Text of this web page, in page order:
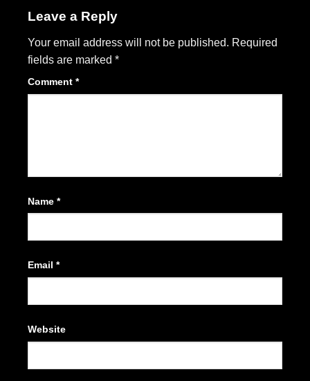
Leave a Reply
Your email address will not be published. Required
fields are marked *
Comment *
Name *
Email *
Website